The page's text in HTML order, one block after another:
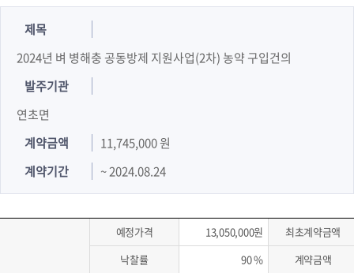
제목
2024년 벼 병해충 공동방제 지원사업(2차) 농약 구입건의
발주기관
연초면
계약금액
11,745,000 원
계약기간
~ 2024.08.24
예정가격 13,050,000원
최초계약금액
낙찰률
90 %
계약금액